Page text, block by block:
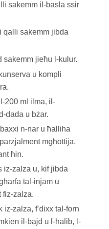
sakemm il-basla ssir
qalli sakemm jibda
sakemm jieħu l-kulur.
u kompli
200 ml ilma, il-
dada u bżar.
n-nar u ħalliha
mgħottija,
ħin.
iz-zalza u, kif jibda
tal-injam u
fiz-zalza.
iz-zalza, f’dixx tal-forn
il-bajd u l-ħalib, l-